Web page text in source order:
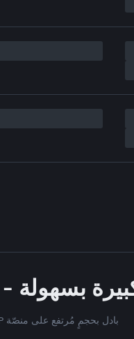
بسهولة
بادل بحجمٍ مُرتفع على منصّة Binance P2P للصفقات الخاصّة. اعثر على أفضل العروض أدناه لشراء وبيع